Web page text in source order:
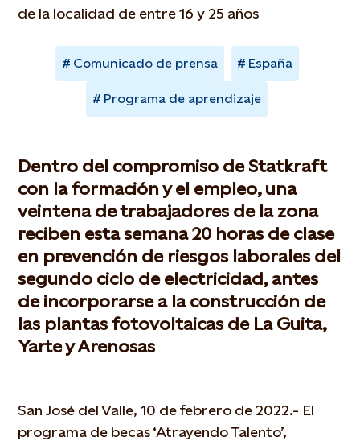
de la localidad de entre 16 y 25 años
Comunicado de prensa España
Programa de aprendizaje
Dentro del compromiso de Statkraft
con la formación y el empleo, una
veintena de trabajadores de la zona
reciben esta semana 20 horas de clase
en prevención de riesgos laborales del
segundo ciclo de electricidad, antes
de incorporarse a la construcción de
las plantas fotovoltaicas de La Guita,
Yarte y Arenosas
San José del Valle, 10 de febrero de 2022.- El
programa de becas ‘Atrayendo Talento’,